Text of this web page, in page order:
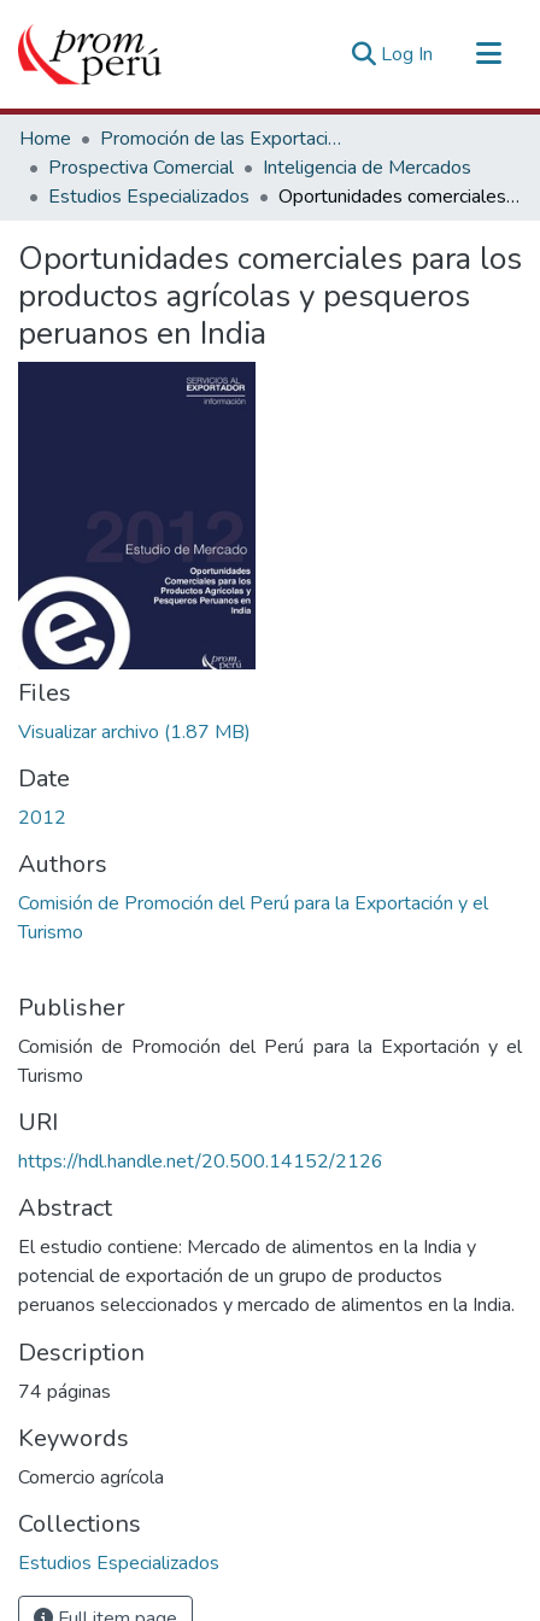
Log In (current)
Communities & Collections
All of DSpace
Statistics
Home
Promoción de las Exportaciones
Prospectiva Comercial
Inteligencia de Mercados
Estudios Especializados
Oportunidades comerciales para los productos agrícolas y pesqueros peruanos en India
Oportunidades comerciales para los
productos agrícolas y pesqueros
peruanos en India
Files
Visualizar archivo (1.87 MB)
Date
2012
Authors
Comisión de Promoción del Perú para la Exportación y el
Turismo
Publisher
Comisión de Promoción del Perú para la Exportación y el
Turismo
URI
https://hdl.handle.net/20.500.14152/2126
Abstract
El estudio contiene: Mercado de alimentos en la India y
potencial de exportación de un grupo de productos
peruanos seleccionados y mercado de alimentos en la India.
Description
74 páginas
Keywords
Comercio agrícola
Collections
Estudios Especializados